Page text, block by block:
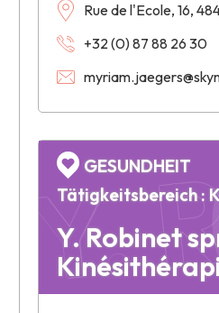
Rue de l'Ecole, 16,
+32 (0) 87 88 26 30
Y.
Y. Robinet
GESUNDHEIT